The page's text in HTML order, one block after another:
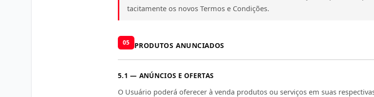
tacitamente os novos Termos e Condições.
05 PRODUTOS ANUNCIADOS
5.1 — ANÚNCIOS E OFERTAS
O Usuário poderá oferecer à venda produtos ou serviços em suas